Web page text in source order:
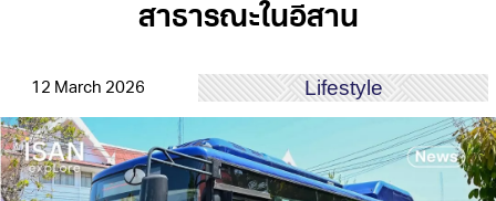
สาธารณะในอีสาน
12 March 2026 Lifestyle